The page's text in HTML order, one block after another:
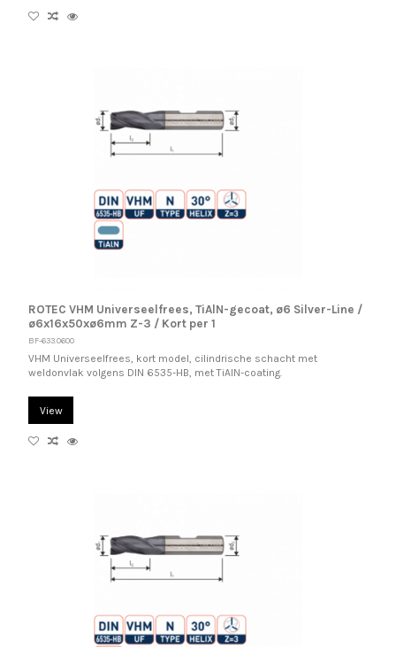
ROTEC VHM Universeelfrees, TiAlN-gecoat, ø6 Silver-Line /
ø6x16x50xø6mm Z-3 / Kort per 1
BF-633.0600
VHM Universeelfrees, kort model, cilindrische schacht met
weldonvlak volgens DIN 6535-HB, met TiAlN-coating.
View